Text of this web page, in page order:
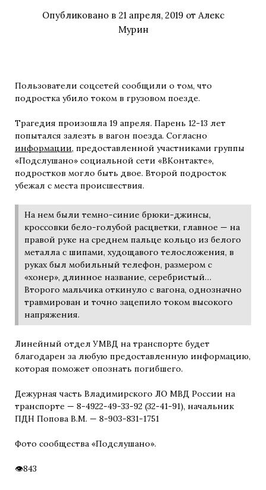
Опубликовано в 21 апреля, 2019 от Алекс
Мурин
Пользователи соцсетей сообщили о том, что
подростка убило током в грузовом поезде.
Трагедия произошла 19 апреля. Парень 12-13 лет
попытался залезть в вагон поезда. Согласно
информации, предоставленной участниками группы
«Подслушано» социальной сети «ВКонтакте»,
подростков могло быть двое. Второй подросток
убежал с места происшествия.
На нем были темно-синие брюки-джинсы,
кроссовки бело-голубой расцветки, главное — на
правой руке на среднем пальце кольцо из белого
металла с шипами, худощавого телосложения, в
руках был мобильный телефон, размером с
«хонер», длинное название, серебристый…
Второго мальчика откинуло с вагона, однозначно
травмирован и точно зацепило током высокого
напряжения.
Линейный отдел УМВД на транспорте будет
благодарен за любую предоставленную информацию,
которая поможет опознать погибшего.
Дежурная часть Владимирского ЛО МВД России на
транспорте — 8-4922-49-33-92 (32-41-91), начальник
ПДН Попова В.М. — 8-903-831-1751
Фото сообщества «Подслушано».
843